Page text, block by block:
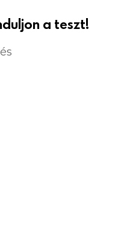
a teszt!